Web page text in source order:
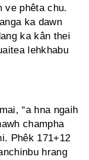
ve phêta chu.
ka dawn
ka kân thei
lehkhabu
“a hna ngaih
champha
Phêk 171+12
hrang